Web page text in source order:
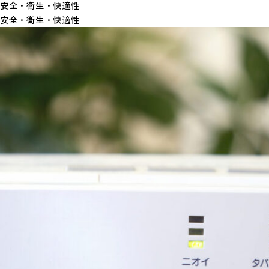
安全・衛生・快適性
安全・衛生・快適性